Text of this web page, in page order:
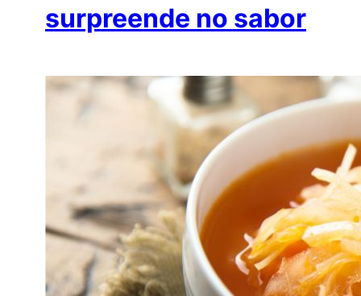
surpreende no sabor